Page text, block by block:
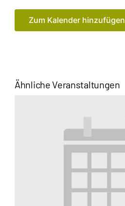
Zum Kalender hinzufügen
Ähnliche Veranstaltungen